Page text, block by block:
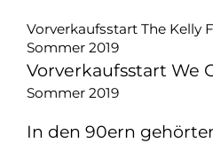
Vorverkaufsstart The Kelly
Sommer 2019
Vorverkaufsstart We
Sommer 2019
In den 90ern